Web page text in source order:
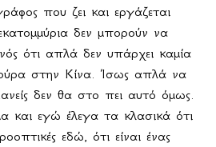
που ζει και εργάζεται
δεν μπορούν να
ότι απλά δεν υπάρχει καμία
στην Κίνα. Ίσως απλά να
δεν θα στο πει αυτό όμως.
και εγώ έλεγα τα κλασικά ότι
εδώ, ότι είναι ένας